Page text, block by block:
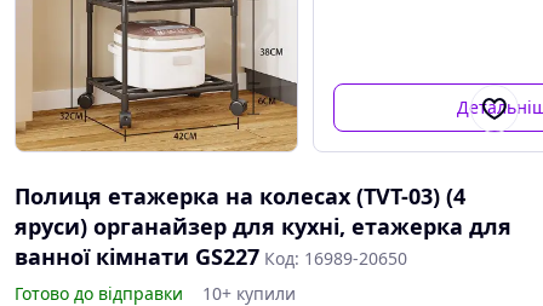
Полиця етажерка на колесах (TVT-03) (4
яруси) органайзер для кухні, етажерка для
ванної кімнати GS227 Код: 16989-20650
Готово до відправки
10+ купили